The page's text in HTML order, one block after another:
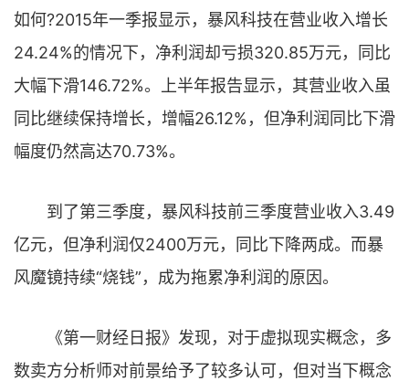
如何?2015年一季报显示，暴风科技在营业收入增长
24.24%的情况下，净利润却亏损320.85万元，同比
大幅下滑146.72%。上半年报告显示，其营业收入虽
同比继续保持增长，增幅26.12%，但净利润同比下滑
幅度仍然高达70.73%。
到了第三季度，暴风科技前三季度营业收入3.49
亿元，但净利润仅2400万元，同比下降两成。而暴
风魔镜持续“烧钱”，成为拖累净利润的原因。
《第一财经日报》发现，对于虚拟现实概念，多
数卖方分析师对前景给予了较多认可，但对当下概念